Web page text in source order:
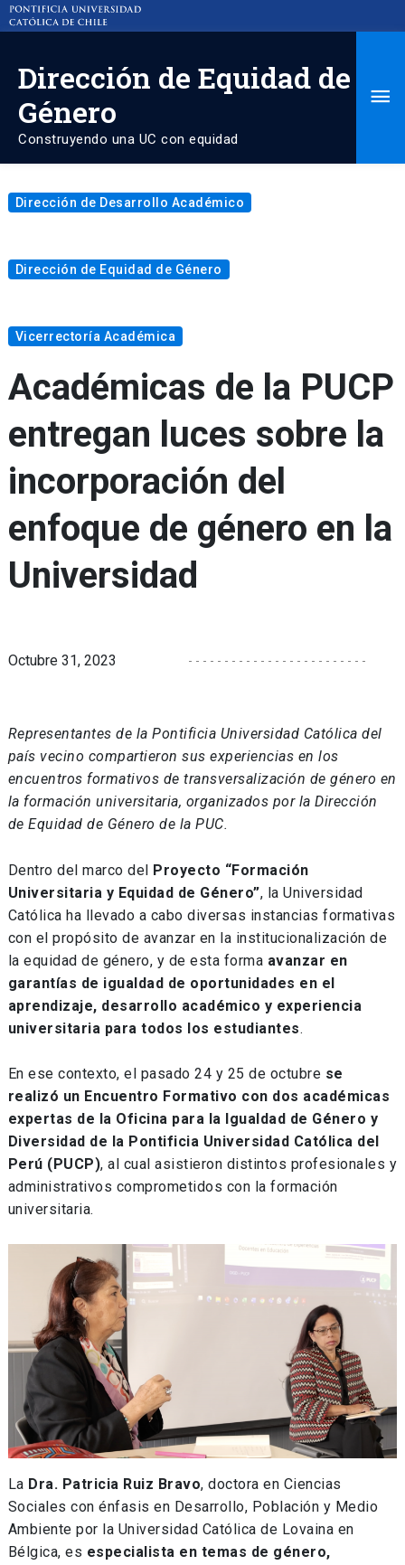
Dirección de Equidad de
Género
Construyendo una UC con equidad
Dirección de Desarrollo Académico
Dirección de Equidad de Género
Vicerrectoría Académica
Académicas de la PUCP
entregan luces sobre la
incorporación del
enfoque de género en la
Universidad
Octubre 31, 2023
Representantes de la Pontificia Universidad Católica del
país vecino compartieron sus experiencias en los
encuentros formativos de transversalización de género en
la formación universitaria, organizados por la Dirección
de Equidad de Género de la PUC.
Dentro del marco del Proyecto “Formación
Universitaria y Equidad de Género”, la Universidad
Católica ha llevado a cabo diversas instancias formativas
con el propósito de avanzar en la institucionalización de
la equidad de género, y de esta forma avanzar en
garantías de igualdad de oportunidades en el
aprendizaje, desarrollo académico y experiencia
universitaria para todos los estudiantes.
En ese contexto, el pasado 24 y 25 de octubre se
realizó un Encuentro Formativo con dos académicas
expertas de la Oficina para la Igualdad de Género y
Diversidad de la Pontificia Universidad Católica del
Perú (PUCP), al cual asistieron distintos profesionales y
administrativos comprometidos con la formación
universitaria.
La Dra. Patricia Ruiz Bravo, doctora en Ciencias
Sociales con énfasis en Desarrollo, Población y Medio
Ambiente por la Universidad Católica de Lovaina en
Bélgica, es especialista en temas de género,